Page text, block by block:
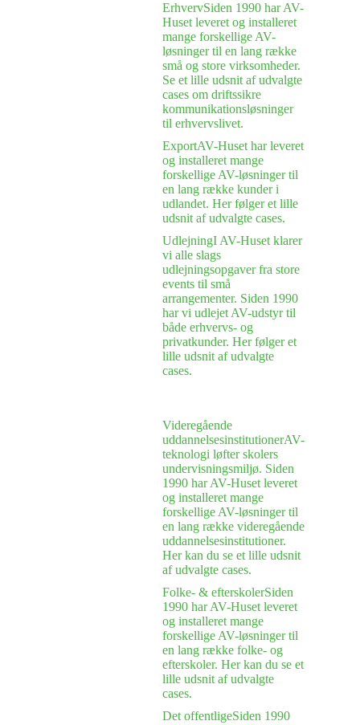
ErhvervSiden 1990 har AV-
Huset leveret og installeret
mange forskellige AV-
løsninger til en lang række
små og store virksomheder.
Se et lille udsnit af udvalgte
cases om driftssikre
kommunikationsløsninger
til erhvervslivet.
ExportAV-Huset har leveret
og installeret mange
forskellige AV-løsninger til
en lang række kunder i
udlandet. Her følger et lille
udsnit af udvalgte cases.
UdlejningI AV-Huset klarer
vi alle slags
udlejningsopgaver fra store
events til små
arrangementer. Siden 1990
har vi udlejet AV-udstyr til
både erhvervs- og
privatkunder. Her følger et
lille udsnit af udvalgte
cases.
Videregående
uddannelsesinstitutionerAV-
teknologi løfter skolers
undervisningsmiljø. Siden
1990 har AV-Huset leveret
og installeret mange
forskellige AV-løsninger til
en lang række videregående
uddannelsesinstitutioner.
Her kan du se et lille udsnit
af udvalgte cases.
Folke- & efterskolerSiden
1990 har AV-Huset leveret
og installeret mange
forskellige AV-løsninger til
en lang række folke- og
efterskoler. Her kan du se et
lille udsnit af udvalgte
cases.
Det offentligeSiden 1990